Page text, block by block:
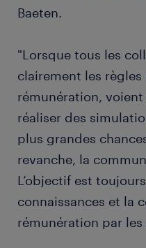
Baeten.
"Lorsque tous les
clairement les
rémunération,
réaliser des
plus grandes
revanche, la
L’objectif est
connaissances et la
rémunération par